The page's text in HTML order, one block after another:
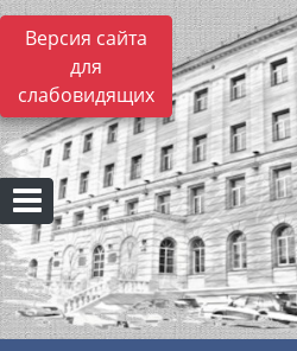
Версия сайта
для
слабовидящих